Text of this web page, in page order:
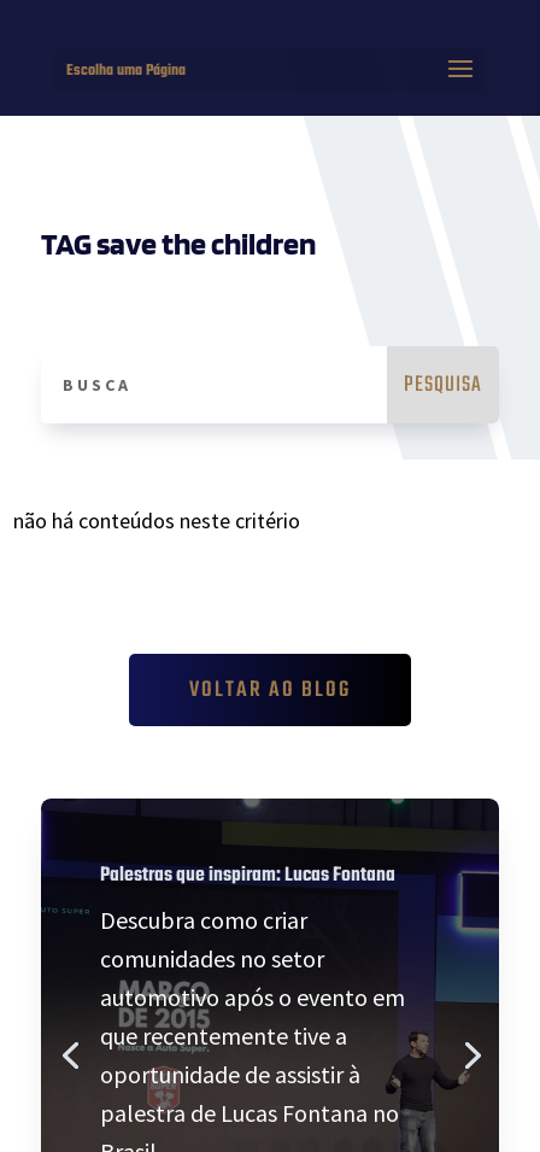
Escolha uma Página
TAG save the children
não há conteúdos neste critério
VOLTAR AO BLOG
Palestras que inspiram: Lucas Fontana
Descubra como criar
comunidades no setor
automotivo após o evento em
que recentemente tive a
oportunidade de assistir à
palestra de Lucas Fontana no